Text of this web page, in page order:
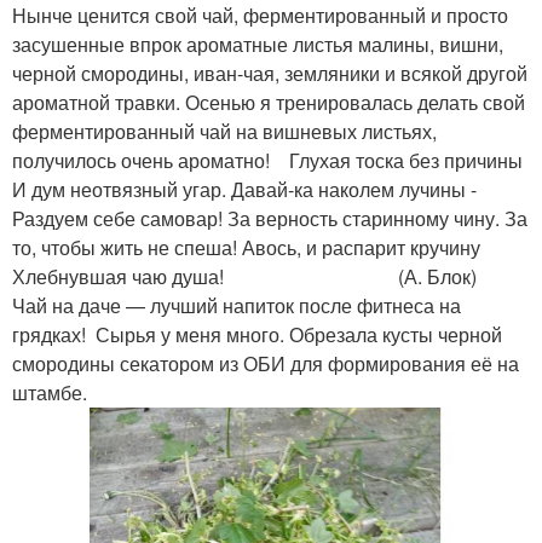
Нынче ценится свой чай, ферментированный и просто
засушенные впрок ароматные листья малины, вишни,
черной смородины, иван-чая, земляники и всякой другой
ароматной травки. Осенью я тренировалась делать свой
ферментированный чай на вишневых листьях,
получилось очень ароматно! Глухая тоска без причины
И дум неотвязный угар. Давай-ка наколем лучины -
Раздуем себе самовар! За верность старинному чину. За
то, чтобы жить не спеша! Авось, и распарит кручину
Хлебнувшая чаю душа! (А. Блок)
Чай на даче — лучший напиток после фитнеса на
грядках! Сырья у меня много. Обрезала кусты черной
смородины секатором из ОБИ для формирования её на
штамбе.